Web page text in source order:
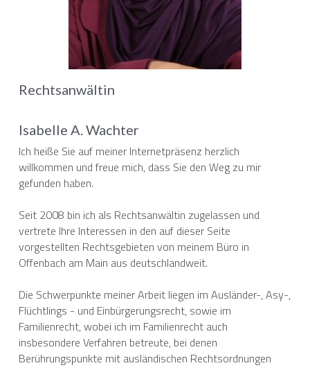
Rechtsanwältin
Isabelle A. Wachter
Ich heiße Sie auf meiner Internetpräsenz herzlich
willkommen und freue mich, dass Sie den Weg zu mir
gefunden haben.
Seit 2008 bin ich als Rechtsanwältin zugelassen und
vertrete Ihre Interessen in den auf dieser Seite
vorgestellten Rechtsgebieten von meinem Büro in
Offenbach am Main aus deutschlandweit.
Die Schwerpunkte meiner Arbeit liegen im Ausländer-, Asy-,
Flüchtlings - und Einbürgerungsrecht, sowie im
Familienrecht, wobei ich im Familienrecht auch
insbesondere Verfahren betreute, bei denen
Berührungspunkte mit ausländischen Rechtsordnungen